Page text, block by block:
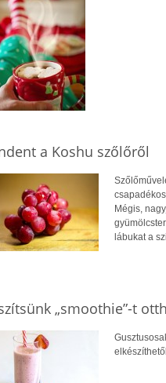
a Koshu szőlőről
Mégis,
lábukat a
„smoothie”-t